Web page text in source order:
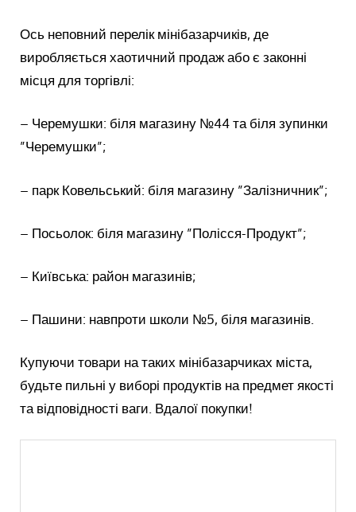
Ось неповний перелік мінібазарчиків, де
виробляється хаотичний продаж або є законні
місця для торгівлі:
– Черемушки: біля магазину №44 та біля зупинки
”Черемушки”;
– парк Ковельський: біля магазину ”Залізничник”;
– Посьолок: біля магазину ”Полісся-Продукт”;
– Київська: район магазинів;
– Пашини: навпроти школи №5, біля магазинів.
Купуючи товари на таких мінібазарчиках міста,
будьте пильні у виборі продуктів на предмет якості
та відповідності ваги. Вдалої покупки!